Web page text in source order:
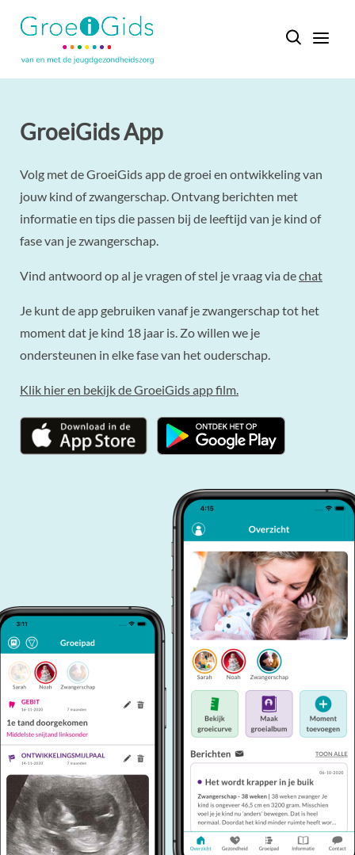
GroeiGids App
Volg met de GroeiGids app de groei en ontwikkeling van
jouw kind of zwangerschap. Ontvang berichten met
informatie en tips die passen bij de leeftijd van je kind of
fase van je zwangerschap.
Vind antwoord op al je vragen of stel je vraag via dechat
Je kunt de app gebruiken vanaf je zwangerschap tot het
moment dat je kind 18 jaar is. Zo willen we je
ondersteunen in elke fase van het ouderschap.
Klik hier en bekijk de GroeiGids app film.